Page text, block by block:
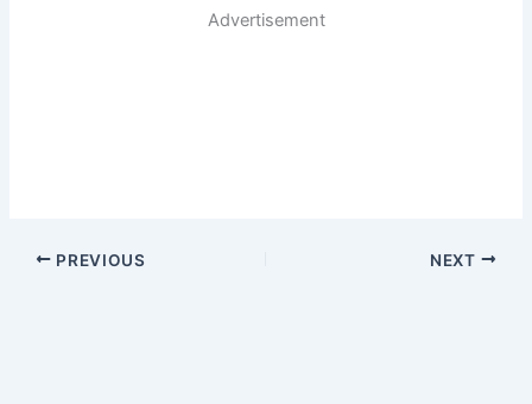
Advertisement
PREVIOUS NEXT